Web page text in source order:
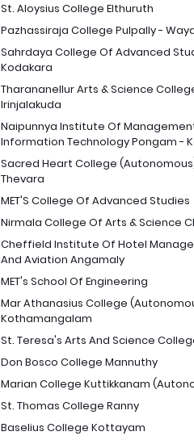
St. Aloysius College Elthuruth
Pazhassiraja College Pulpally -
Sahrdaya College Of Advanced
Kodakara
Tharananellur Arts & Science
Irinjalakuda
Naipunnya Institute Of
Information Technology Pongam -
Sacred Heart College
Thevara
MET'S College Of Advanced Studies
Nirmala College Of Arts & Science
Cheffield Institute Of Hotel
And Aviation Angamaly
MET's School Of Engineering
Mar Athanasius College
Kothamangalam
St. Teresa's Arts And Science
Don Bosco College Mannuthy
Marian College Kuttikkanam
St. Thomas College Ranny
Baselius College Kottayam